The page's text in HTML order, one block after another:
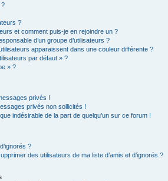
?
?
et comment puis-je en rejoindre un ?
d’un groupe d’utilisateurs ?
apparaissent dans une couleur différente ?
par défaut » ?
» ?
privés !
privés non sollicités !
indésirable de la part de quelqu’un sur ce forum !
?
des utilisateurs de ma liste d’amis et d’ignorés ?